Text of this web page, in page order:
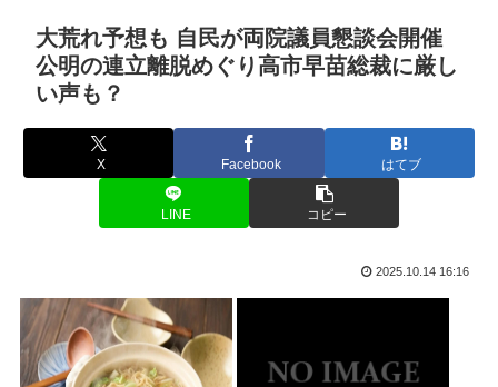
日本の1人当たりGDPがOECD24位に、韓国との順位差拡大=
韓...
【衝撃】田舎のヤンキー、とんでもない事が判明するwww 田
舎のマ...
トイレ紙の輸入が4割増 中国製が拡大、国内品の値上げの壁に
ジャンポケ斉藤の懲役7年っていくらなんでも重すぎね？
家賃値上がりで「シェアハウス」需要増。働き盛りの男8人い
高市「外国人が増える日本で、永住権を与えられたら生活保護
を貰うな...
銭湯で入れ墨の人出入り禁止って古くない？
積水ハウス「地面師に55億円騙し取られた…」ワイ「はえー
「言いましたよね 」高市避難所訪問時、声をかけようとする
被災者を...
大荒れ予想も 自民が両院議員懇談会開催
公明の連立離脱めぐり高市早苗総裁に厳し
い声も？
X Facebook はてブ
LINE コピー
2025.10.14 16:16